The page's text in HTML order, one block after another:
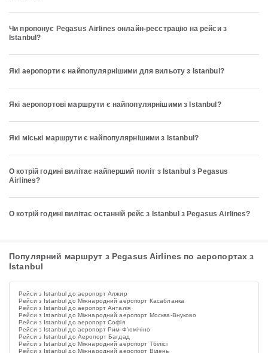
Чи пропонує Pegasus Airlines онлайн-реєстрацію на рейси з
Istanbul?
Які аеропорти є найпопулярнішими для вильоту з Istanbul?
Які аеропортові маршрути є найпопулярнішими з Istanbul?
Які міські маршрути є найпопулярнішими з Istanbul?
О котрій годині вилітає найперший політ з Istanbul з Pegasus
Airlines?
О котрій годині вилітає останній рейс з Istanbul з Pegasus Airlines?
Популярний маршрут з Pegasus Airlines по аеропортах з
Istanbul
Рейси з Istanbul до аеропорт Алжир
Рейси з Istanbul до Міжнародний аеропорт Касабланка
Рейси з Istanbul до аеропорт Анталія
Рейси з Istanbul до Міжнародний аеропорт Москва-Внуково
Рейси з Istanbul до аеропорт Софія
Рейси з Istanbul до аеропорт Рим-Ф'юмічіно
Рейси з Istanbul до Аеропорт Багдад
Рейси з Istanbul до Міжнародний аеропорт Тбілісі
Рейси з Istanbul до Міжнародний аеропорт Відень